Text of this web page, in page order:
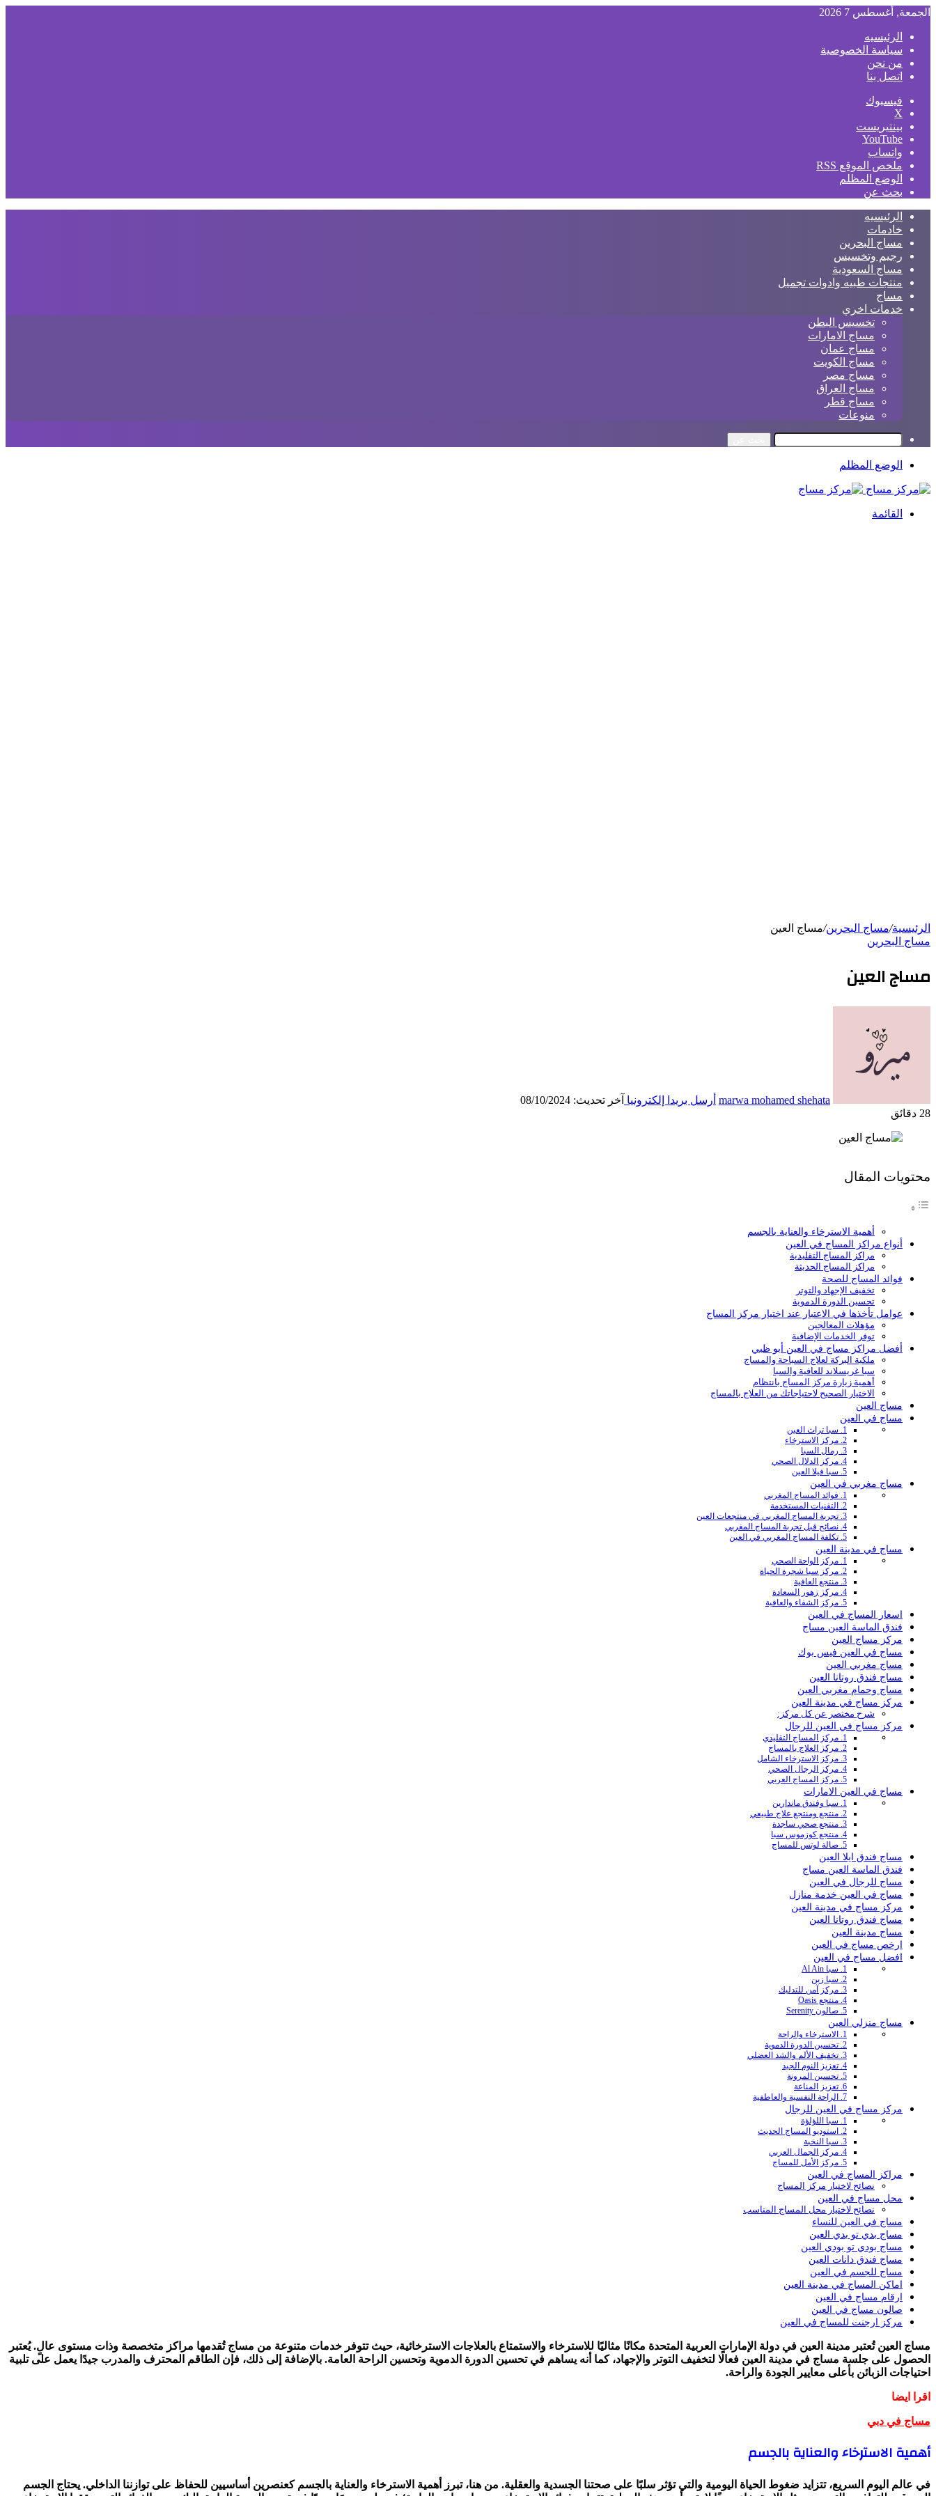
الجمعة, أغسطس 7 2026
الرئيسيه
سياسة الخصوصية
من نحن
اتصل بنا
فيسبوك
‫X
بينتيريست
‫YouTube
واتساب
ملخص الموقع RSS
الوضع المظلم
بحث عن
الرئيسيه
خادمات
مساج البحرين
رجيم وتخسيس
مساج السعودية
منتجات طبيه وادوات تجميل
مساج
خدمات اخري
تخسيس البطن
مساج الامارات
مساج عمان
مساج الكويت
مساج مصر
مساج العراق
مساج قطر
منوعات
الوضع المظلم
القائمة
الرئيسية/مساج البحرين/مساج العين
مساج البحرين
مساج العين
marwa mohamed shehata أرسل بريدا إلكترونيا آخر تحديث: 08/10/2024
28 دقائق
محتويات المقال
أهمية الاسترخاء والعناية بالجسم
أنواع مراكز المساج في العين
مراكز المساج التقليدية
مراكز المساج الحديثة
فوائد المساج للصحة
تخفيف الإجهاد والتوتر
تحسين الدورة الدموية
عوامل تأخذها في الاعتبار عند اختيار مركز المساج
مؤهلات المعالجين
توفر الخدمات الإضافية
أفضل مراكز مساج في العين أبو ظبي
ملكية البركة لعلاج السباحة والمساج
سبا غريسلاند للعافية والسبا
أهمية زيارة مركز المساج بانتظام
الاختيار الصحيح لاحتياجاتك من العلاج بالمساج
مساج العين
مساج في العين
1. سبا تراث العين
2. مركز الاسترخاء
3. رمال السبا
4. مركز الدلال الصحي
5. سبا فيلا العين
مساج مغربي في العين
1. فوائد المساج المغربي
2. التقنيات المستخدمة
3. تجربة المساج المغربي في منتجعات العين
4. نصائح قبل تجربة المساج المغربي
5. تكلفة المساج المغربي في العين
مساج في مدينة العين
1. مركز الواحة الصحي
2. مركز سبا شجرة الحياة
3. منتجع العافية
4. مركز زهور السعادة
5. مركز الشفاء والعافية
اسعار المساج في العين
فندق الماسة العين مساج
مركز مساج العين
مساج في العين فيس بوك
مساج مغربي العين
مساج فندق روتانا العين
مساج وحمام مغربي العين
مركز مساج في مدينة العين
شرح مختصر عن كل مركز:
مركز مساج في العين للرجال
1. مركز المساج التقليدي
2. مركز العلاج بالمساج
3. مركز الاسترخاء الشامل
4. مركز الرجال الصحي
5. مركز المساج العربي
مساج في العين الامارات
1. سبا وفندق ماندارين
2. منتجع ومنتجع علاج طبيعي
3. منتجع صحي ساجدة
4. منتجع كوزموس سبا
5. صالة لوتس للمساج
مساج فندق ايلا العين
فندق الماسة العين مساج
مساج للرجال في العين
مساج في العين خدمة منازل
مركز مساج في مدينة العين
مساج فندق روتانا العين
مساج مدينة العين
ارخص مساج في العين
افضل مساج في العين
1. سبا Al Ain
2. سبا زين
3. مركز آمن للتدليك
4. منتجع Oasis
5. صالون Serenity
مساج منزلي العين
1. الاسترخاء والراحة
2. تحسين الدورة الدموية
3. تخفيف الألم والشد العضلي
4. تعزيز النوم الجيد
5. تحسين المرونة
6. تعزيز المناعة
7. الراحة النفسية والعاطفية
مركز مساج في العين للرجال
1. سبا اللؤلؤة
2. استوديو المساج الحديث
3. سبا النخبة
4. مركز الجمال العربي
5. مركز الأمل للمساج
مراكز المساج في العين
نصائح لاختيار مركز المساج
محل مساج في العين
نصائح لاختيار محل المساج المناسب
مساج في العين للنساء
مساج بدي تو بدي العين
مساج بودي تو بودي العين
مساج فندق دانات العين
مساج للجسم في العين
اماكن المساج في مدينة العين
ارقام مساج في العين
صالون مساج في العين
مركز ارجنت للمساج في العين
مساج العين تُعتبر مدينة العين في دولة الإمارات العربية المتحدة مكانًا مثاليًا للاسترخاء والاستمتاع بالعلاجات الاسترخائية، حيث تتوفر خدمات متنوعة من مساج تُقدمها مراكز متخصصة وذات مستوى عالٍ. يُعتبر
الحصول على جلسة مساج في مدينة العين فعالًا لتخفيف التوتر والإجهاد، كما أنه يساهم في تحسين الدورة الدموية وتحسين الراحة العامة. بالإضافة إلى ذلك، فإن الطاقم المحترف والمدرب جيدًا يعمل على تلبية
احتياجات الزبائن بأعلى معايير الجودة والراحة.
اقرا ايضا
مساج في دبي
أهمية الاسترخاء والعناية بالجسم
في عالم اليوم السريع، تتزايد ضغوط الحياة اليومية والتي تؤثر سلبًا على صحتنا الجسدية والعقلية. من هنا، تبرز أهمية الاسترخاء والعناية بالجسم كعنصرين أساسيين للحفاظ على توازننا الداخلي. يحتاج الجسم